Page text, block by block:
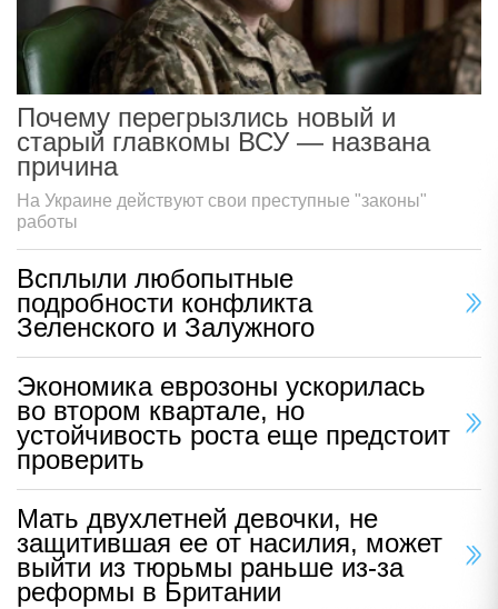
Почему перегрызлись новый и
старый главкомы ВСУ — названа
причина
На Украине действуют свои преступные "законы"
работы
Всплыли любопытные
подробности конфликта
Зеленского и Залужного
Экономика еврозоны ускорилась
во втором квартале, но
устойчивость роста еще предстоит
проверить
Мать двухлетней девочки, не
защитившая ее от насилия, может
выйти из тюрьмы раньше из-за
реформы в Британии